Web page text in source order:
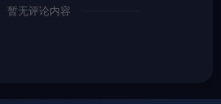
暂无评论内容